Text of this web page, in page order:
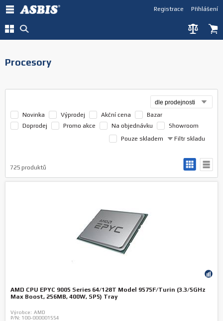
Přihlášení
Registrace
Procesory
Novinka Výprodej Akční cena
Bazar
Doprodej
Promo akce Na objednávku
Showroom
Filtr skladu
Pouze skladem
725 produktů
AMD CPU EPYC 9005 Series 64/128T Model 9575F/Turin (3.3/5GHz
Max Boost, 256MB, 400W, SP5) Tray
Výrobce: AMD
P/N: 100-000001554